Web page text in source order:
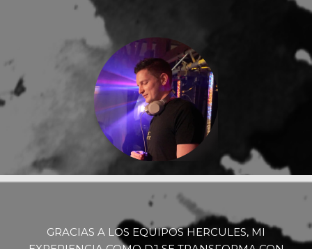
GRACIAS A LOS EQUIPOS HERCULES, MI